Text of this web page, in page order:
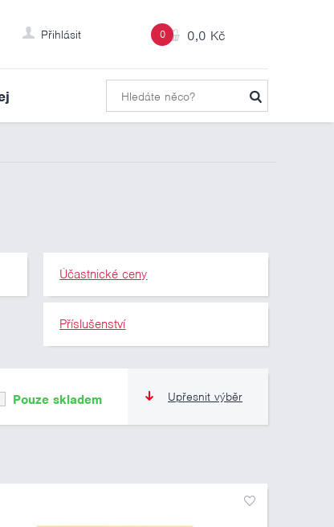
0 0,0 Kč
Přihlásit
Účastnické ceny
Příslušenství
Upřesnit výběr
Pouze skladem